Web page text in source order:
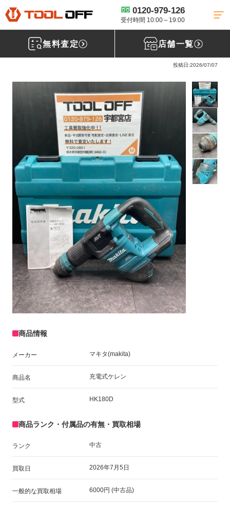
0120-979-126
受付時間 10:00～19:00
無料査定 店舗一覧
工具買取TOP 電動工具買取
【買取実績】マキタ/充電式ケレ
ン/HK180D［栃木県宇都宮市］
マキタ(makita) 充電式ケレン HK180D
投稿日:2026/07/07
商品情報
メーカー マキタ(makita)
商品名 充電式ケレン
型式 HK180D
商品ランク・付属品の有無・買取相場
ランク 中古
買取日 2026年7月5日
一般的な買取相場 6000円 (中古品)